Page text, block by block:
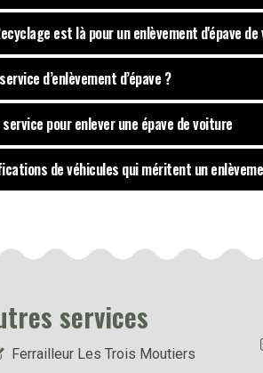
est là pour un enlèvement d'épave
d’enlèvement d’épave ?
pour enlever une épave de voiture
de véhicules qui méritent un
services
Ferrailleur Les Trois Moutiers